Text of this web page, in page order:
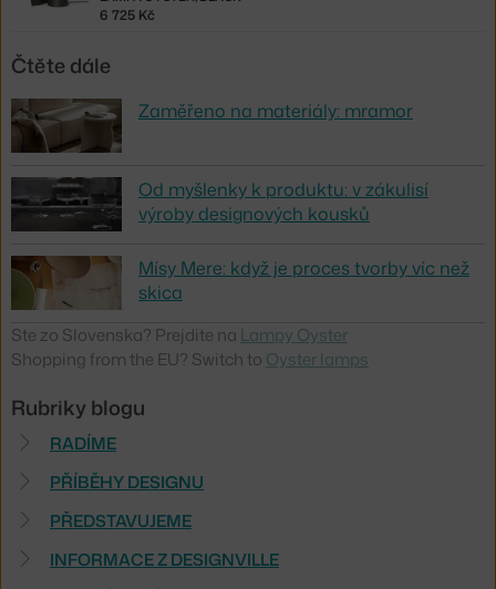
6 725 Kč
Čtěte dále
Zaměřeno na materiály: mramor
Od myšlenky k produktu: v zákulisí
výroby designových kousků
Mísy Mere: když je proces tvorby víc než
skica
Ste zo Slovenska? Prejdite na Lampy Oyster
Shopping from the EU? Switch to Oyster lamps
Rubriky blogu
RADÍME
PŘÍBĚHY DESIGNU
PŘEDSTAVUJEME
INFORMACE Z DESIGNVILLE